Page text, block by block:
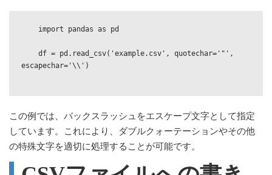
escapechar='\\')
この例では、バックスラッシュをエスケープ文字として指定
しています。これにより、ダブルクォーテーションやその他
の特殊文字を適切に処理することが可能です。